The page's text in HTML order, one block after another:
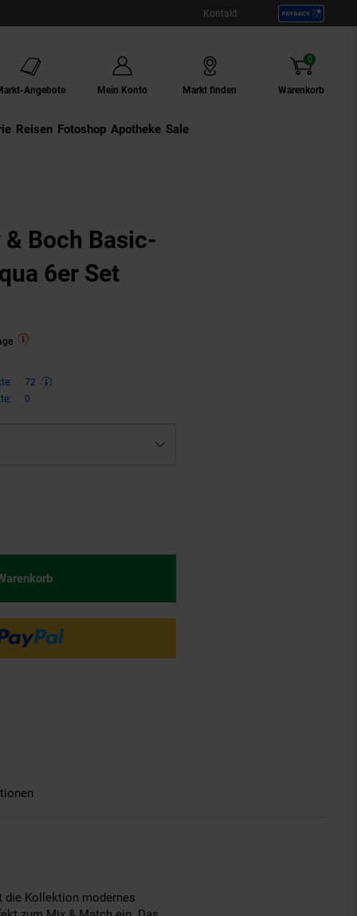
Kontakt
Angebote Mein Konto Markt finden Warenkorb
0
Artikel
Externer Link:
Reisen Externer Link:
Fotoshop Externer Link:
Apotheke Sale
Boch Basic-
6er Set
72
0
die Kollektion modernes